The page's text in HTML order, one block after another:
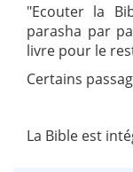
"Ecouter la
parasha par
livre pour le
Certains
La Bible est